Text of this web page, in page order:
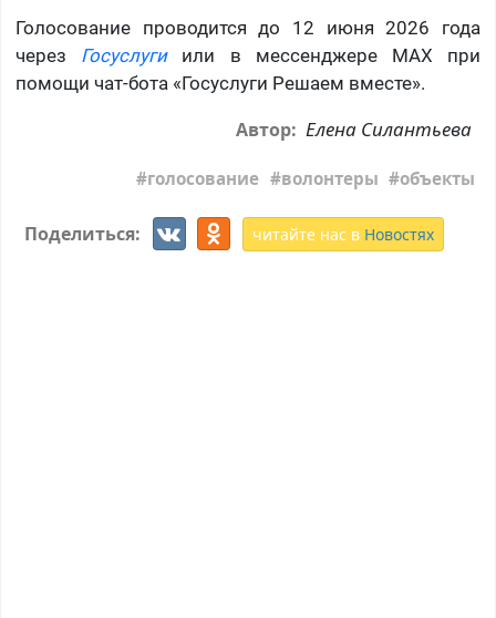
Голосование проводится до 12 июня 2026 года
через Госуслуги
или в мессенджере MAX при
помощи чат-бота «Госуслуги Решаем вместе».
Автор: Елена Силантьева
голосование волонтеры объекты
Поделиться: читайте нас в Новостях